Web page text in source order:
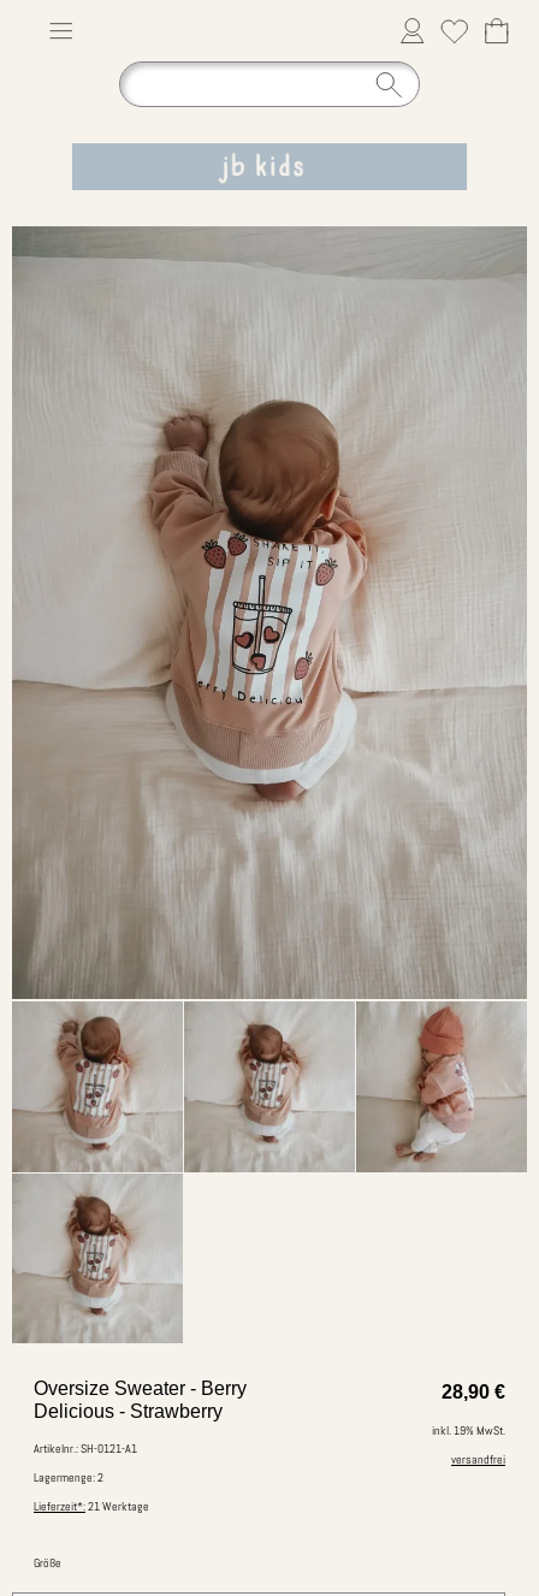
28,90 €
Oversize Sweater - Berry
Delicious - Strawberry
Artikelnr.: SH-0121-A1
Lagermenge: 2
Lieferzeit*:21 Werktage
inkl. 19% MwSt.
versandfrei
Größe